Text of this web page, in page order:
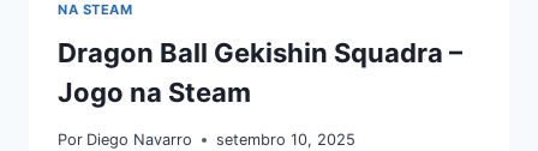
NA STEAM
Dragon Ball Gekishin Squadra –
Jogo na Steam
Por Diego Navarro setembro 10, 2025